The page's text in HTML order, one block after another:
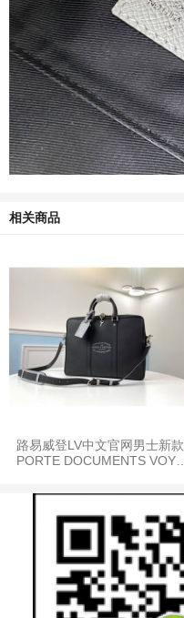
相关商品
路易威登LV中文官网男士新款
PORTE DOCUMENTS VOYA